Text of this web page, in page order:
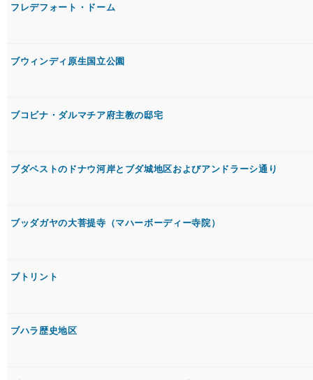
フレデフォート・ドーム
ブウィンディ原生国立公園
ブコビナ・ダルマチア府主教の邸宅
ブダペストのドナウ河岸とブダ城地区およびアンドラーシ通り
ブッダガヤの大菩提寺（マハーボーディー寺院）
ブトリント
ブハラ歴史地区